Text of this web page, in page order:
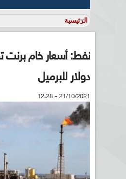
دولار للبرميل
21/10/2021 - 12:28